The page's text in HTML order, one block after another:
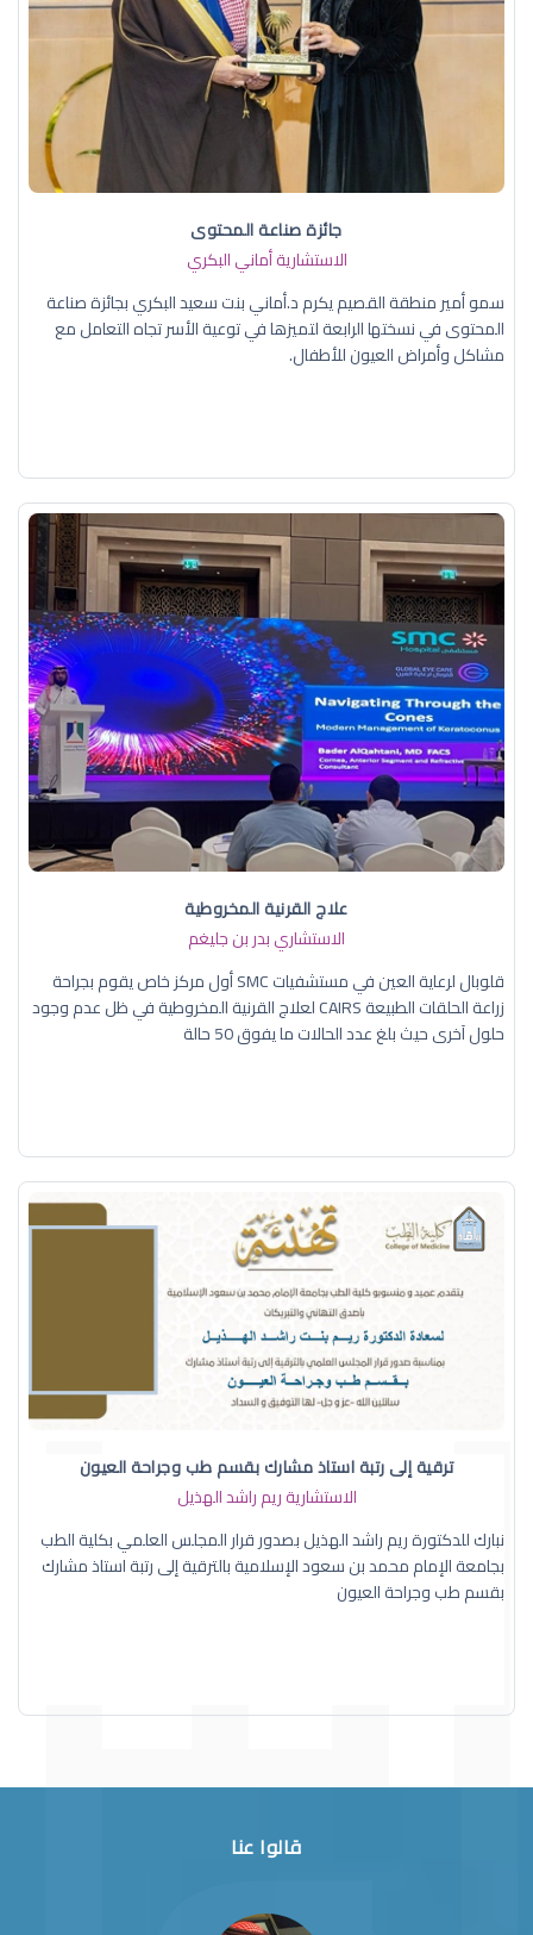
جائزة صناعة المحتوى
الاستشارية أماني البكري
سمو أمير منطقة القصيم يكرم د.أماني بنت سعيد البكري بجائزة صناعة
المحتوى في نسختها الرابعة لتميزها في توعية الأسر تجاه التعامل مع
مشاكل وأمراض العيون للأطفال.
علاج القرنية المخروطية
الاستشاري بدر بن جليغم
قلوبال لرعاية العين في مستشفيات SMC أول مركز خاص يقوم بجراحة
زراعة الحلقات الطبيعة CAIRS لعلاج القرنية المخروطية في ظل عدم وجود
حلول آخرى حيث بلغ عدد الحالات ما يفوق 50 حالة
ترقية إلى رتبة استاذ مشارك بقسم طب وجراحة العيون
الاستشارية ريم راشد الهذيل
نبارك للدكتورة ريم راشد الهذيل بصدور قرار المجلس العلمي بكلية الطب
بجامعة الإمام محمد بن سعود الإسلامية بالترقية إلى رتبة استاذ مشارك
بقسم طب وجراحة العيون
قالوا عنا